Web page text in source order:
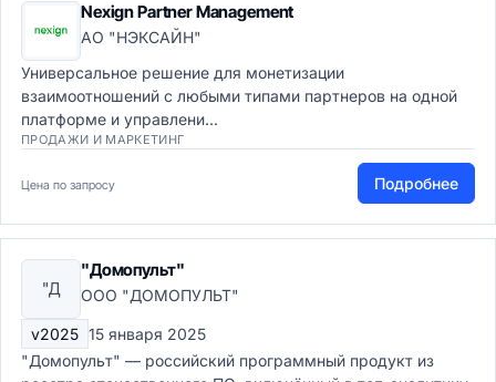
Nexign Partner Management
АО "НЭКСАЙН"
Универсальное решение для монетизации
взаимоотношений с любыми типами партнеров на одной
платформе и управлени...
ПРОДАЖИ И МАРКЕТИНГ
Цена по запросу Подробнее
"Д
"Домопульт"
ООО "ДОМОПУЛЬТ"
v2025 15 января 2025
"Домопульт" — российский программный продукт из